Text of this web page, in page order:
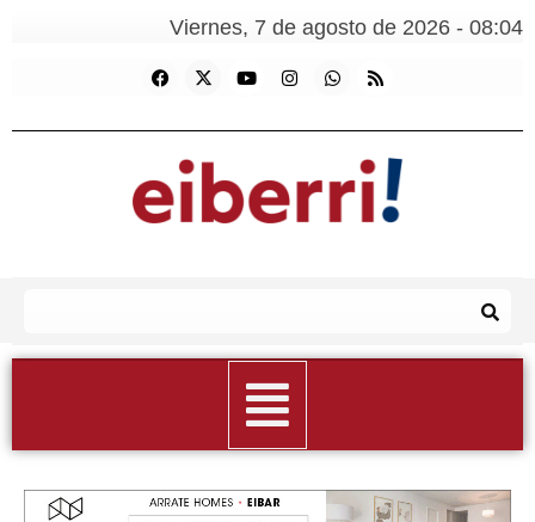
Viernes, 7 de agosto de 2026 - 08:04